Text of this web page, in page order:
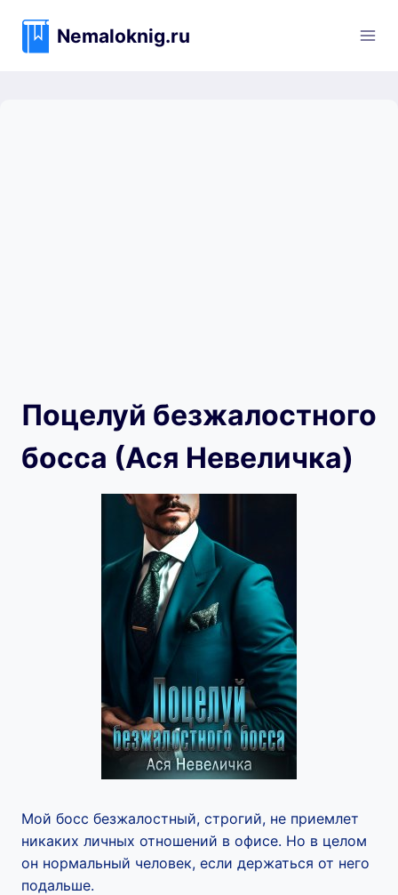
содержимому
Nemaloknig.ru
Поцелуй безжалостного
босса (Ася Невеличка)
Мой босс безжалостный, строгий, не приемлет
никаких личных отношений в офисе. Но в целом
он нормальный человек, если держаться от него
подальше.